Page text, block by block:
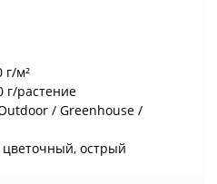
г/м²
г/растение
/ Greenhouse /
острый